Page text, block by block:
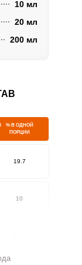
10 мл
20 мл
200 мл
% В ОДНОЙ
ПОРЦИИ
19.7
10